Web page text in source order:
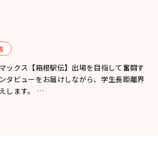
ックス【箱根駅伝】出場を目指して奮闘す
タビューをお届けしながら、学生長距離界
します。 …